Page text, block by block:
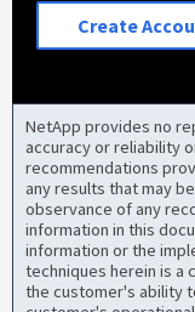
Create
NetApp provides no
accuracy or reliability
recommendations
any results that may
observance of any
information in this
information or the
techniques herein is a
the customer's ability